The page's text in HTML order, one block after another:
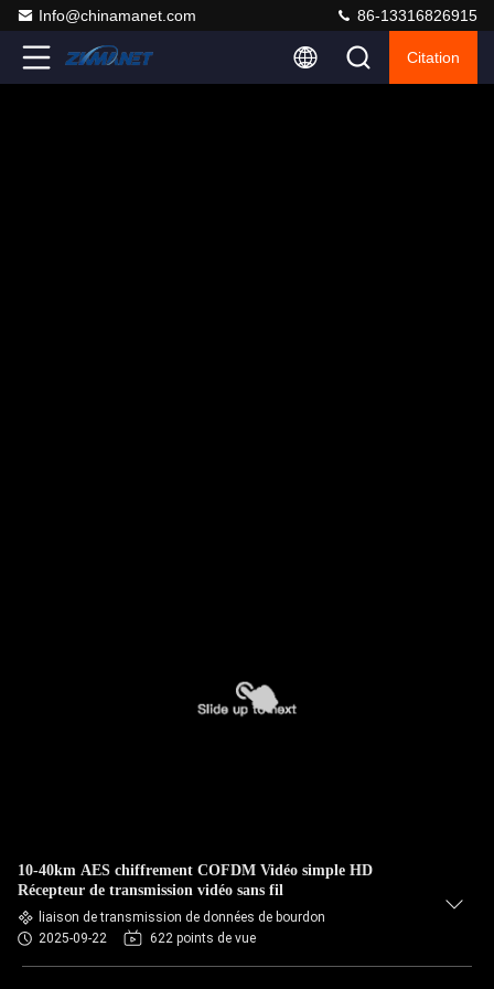
Info@chinamanet.com 86-13316826915
Citation
10-40km AES chiffrement COFDM Vidéo simple HD
Récepteur de transmission vidéo sans fil
liaison de transmission de données de bourdon
2025-09-22
622 points de vue